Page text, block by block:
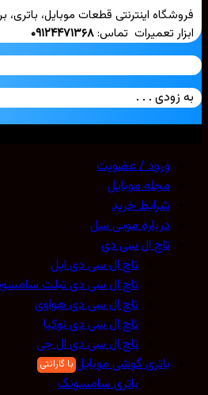
اینترنتی قطعات موبایل، باتری، برد
تعمیرات تماس:۰۹۱۲۴۴۷۱۳۶۸
زودی . . .
ورود / عضویت
مجله موبایل
شرایط خرید
درباره موبی سل
تاچ ال سی دی
تاچ ال سی دی اپل
تاچ ال سی دی تبلت سامسونگ
تاچ ال سی دی هواوی
تاچ ال سی دی نوکیا
تاچ ال سی دی ال جی
باتری گوشی موبایل
باتری سامسونگ